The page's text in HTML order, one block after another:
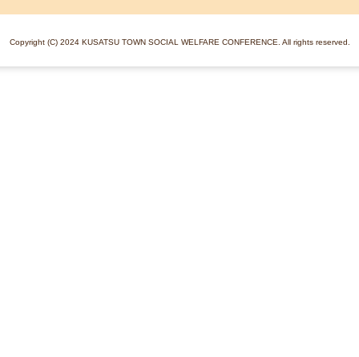
Copyright (C) 2024 KUSATSU TOWN SOCIAL WELFARE CONFERENCE. All rights reserved.